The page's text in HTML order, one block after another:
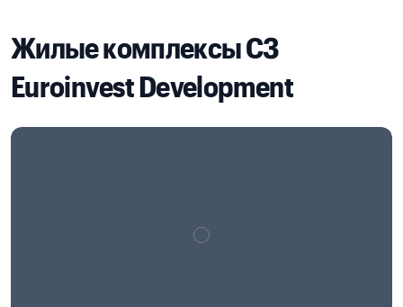
Жилые комплексы СЗ
Euroinvest Development